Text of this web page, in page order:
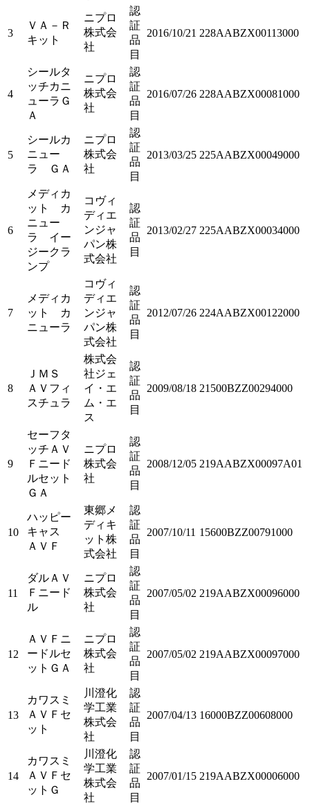
3
ＶＡ－Ｒ
キット
ニプロ
株式会
社
認
証
品
目
2016/10/21 228AABZX00113000
4
シールタ
ッチカニ
ューラＧ
Ａ
ニプロ
株式会
社
認
証
品
目
2016/07/26 228AABZX00081000
5
シールカ
ニュー
ラ ＧＡ
ニプロ
株式会
社
認
証
品
目
2013/03/25 225AABZX00049000
6
メディカ
ット カ
ニュー
ラ イー
ジークラ
ンプ
コヴィ
ディエ
ンジャ
パン株
式会社
認
証
品
目
2013/02/27 225AABZX00034000
7
メディカ
ット カ
ニューラ
コヴィ
ディエ
ンジャ
パン株
式会社
認
証
品
目
2012/07/26 224AABZX00122000
8
ＪＭＳ
ＡＶフィ
スチュラ
株式会
社ジェ
イ・エ
ム・エ
ス
認
証
品
目
2009/08/18 21500BZZ00294000
9
セーフタ
ッチＡＶ
Ｆニード
ルセット
ＧＡ
ニプロ
株式会
社
認
証
品
目
2008/12/05 219AABZX00097A01
10
ハッピー
キャス
ＡＶＦ
東郷メ
ディキ
ット株
式会社
認
証
品
目
2007/10/11 15600BZZ00791000
11
ダルＡＶ
Ｆニード
ル
ニプロ
株式会
社
認
証
品
目
2007/05/02 219AABZX00096000
12
ＡＶＦニ
ードルセ
ットＧＡ
ニプロ
株式会
社
認
証
品
目
2007/05/02 219AABZX00097000
13
カワスミ
ＡＶＦセ
ット
川澄化
学工業
株式会
社
認
証
品
目
2007/04/13 16000BZZ00608000
14
カワスミ
ＡＶＦセ
ットＧ
川澄化
学工業
株式会
社
認
証
品
目
2007/01/15 219AABZX00006000